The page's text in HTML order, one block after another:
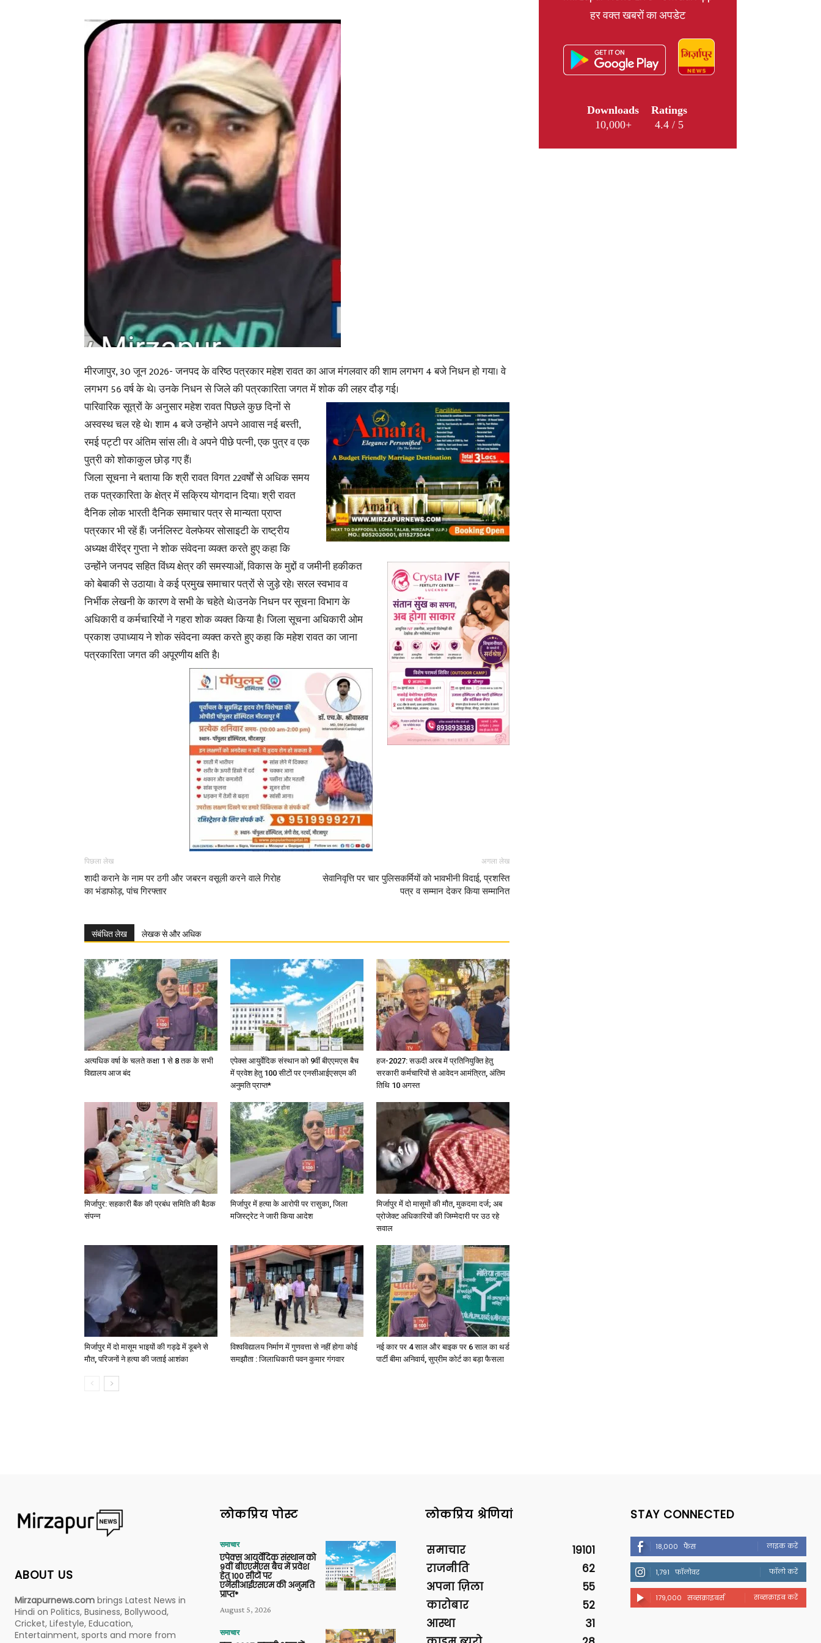
Today
Hindi
News
Paper
मीरजापुर, 30 जून 2026- जनपद के वरिष्ठ पत्रकार महेश रावत का आज मंगलवार की शाम लगभग 4 बजे निधन हो गया। वे
लगभग 56 वर्ष के थे। उनके निधन से जिले की पत्रकारिता जगत में शोक की लहर दौड़ गई।
पारिवारिक सूत्रों के अनुसार महेश रावत पिछले कुछ दिनों से
अस्वस्थ चल रहे थे। शाम 4 बजे उन्होंने अपने आवास नई बस्ती,
रमई पट्टी पर अंतिम सांस ली। वे अपने पीछे पत्नी, एक पुत्र व एक
पुत्री को शोकाकुल छोड़ गए हैं।
जिला सूचना ने बताया कि श्री रावत विगत 22वर्षों से अधिक समय
तक पत्रकारिता के क्षेत्र में सक्रिय योगदान दिया। श्री रावत
दैनिक लोक भारती दैनिक समाचार पत्र से मान्यता प्राप्त
पत्रकार भी रहें हैं। जर्नलिस्ट वेलफेयर सोसाइटी के राष्ट्रीय
अध्यक्ष वीरेंद्र गुप्ता ने शोक संवेदना व्यक्त करते हुएकहा कि
उन्होंने जनपद सहित विंध्य क्षेत्र की समस्याओं, विकास के मुद्दों व जमीनी हकीकत
को बेबाकी से उठाया। वे कई प्रमुख समाचार पत्रों से जुड़े रहे। सरल स्वभाव व
निर्भीक लेखनी के कारण वे सभी के चहेते थे।उनके निधन पर सूचना विभाग के
अधिकारी व कर्मचारियों ने गहरा शोक व्यक्त किया है। जिला सूचना अधिकारी ओम
प्रकाश उपाध्याय ने शोक संवेदना व्यक्त करते हुए कहा कि महेश रावत का जाना
पत्रकारिता जगत की अपूरणीय क्षति है।
पिछला लेख
शादी कराने के नाम पर ठगी और जबरन वसूली करने वाले गिरोह
का भंडाफोड़, पांच गिरफ्तार
अगला लेख
सेवानिवृत्ति पर चार पुलिसकर्मियों को भावभीनी विदाई, प्रशस्ति
पत्र व सम्मान देकर किया सम्मानित
संबंधित लेख लेखक से और अधिक
अत्यधिक वर्षा के चलते कक्षा 1 से 8 तक के सभी
विद्यालय आज बंद
एपेक्स आयुर्वेदिक संस्थान को 9वीं बीएएमएस बैच
में प्रवेश हेतु 100 सीटों पर एनसीआईएसएम की
अनुमति प्राप्त*
हज-2027: सऊदी अरब में प्रतिनियुक्ति हेतु
सरकारी कर्मचारियों से आवेदन आमंत्रित, अंतिम
तिथि 10 अगस्त
मिर्जापुर: सहकारी बैंक की प्रबंध समिति की बैठक
संपन्न
मिर्जापुर में हत्या के आरोपी पर रासुका, जिला
मजिस्ट्रेट ने जारी किया आदेश
मिर्जापुर में दो मासूमों की मौत, मुकदमा दर्ज; अब
प्रोजेक्ट अधिकारियों की जिम्मेदारी पर उठ रहे
सवाल
मिर्जापुर में दो मासूम भाइयों की गड्ढे में डूबने से
मौत, परिजनों ने हत्या की जताई आशंका
विश्वविद्यालय निर्माण में गुणवत्ता से नहीं होगा कोई
समझौता : जिलाधिकारी पवन कुमार गंगवार
नई कार पर 4 साल और बाइक पर 6 साल का थर्ड
पार्टी बीमा अनिवार्य, सुप्रीम कोर्ट का बड़ा फैसला
हर वक्त खबरों का अपडेट
Downloads
10,000+
Ratings
4.4 / 5
ABOUT US
Mirzapurnews.com brings Latest News in
Hindi on Politics, Business, Bollywood,
Cricket, Lifestyle, Education,
Entertainment, sports and more from
लोकप्रिय पोस्ट
समाचार
एपेक्स आयुर्वेदिक संस्थान को
9वीं बीएएमएस बैच में प्रवेश
हेतु 100 सीटों पर
एनसीआईएसएम की अनुमति
प्राप्त*
August 5, 2026
समाचार
लोकप्रिय श्रेणियां
समाचार
19101
राजनीति
62
अपना ज़िला
55
कारोबार
52
आस्था
31
STAY CONNECTED
18,000 फैंस लाइक करें
1,791 फॉलोवर फॉलो करें
179,000 सब्सक्राइबर्स सब्सक्राइब करें